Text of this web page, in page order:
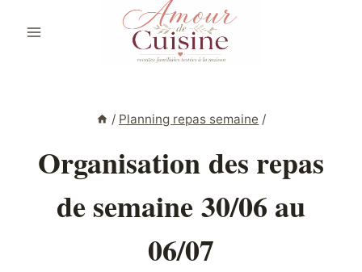
/ Planning repas semaine /
Organisation des repas
de semaine 30/06 au
06/07